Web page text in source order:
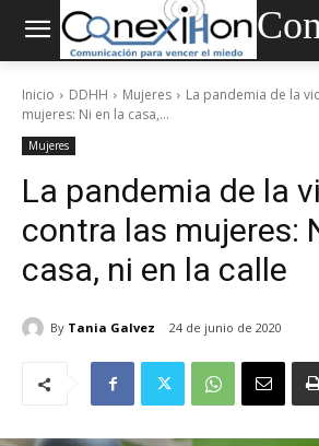
Inicio DDHH Mujeres
La pandemia de la
mujeres: Ni en la casa,...
Mujeres
La pandemia de la
contra las mujeres:
casa, ni en la calle
By Tania Galvez 24 de junio de 2020